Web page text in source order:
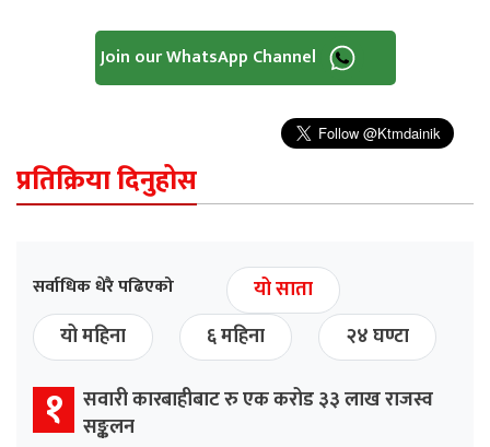
Join our WhatsApp Channel
प्रतिक्रिया दिनुहोस
सर्वाधिक धेरै पढिएको
यो साता
यो महिना
६ महिना २४ घण्टा
१ सवारी कारबाहीबाट रु एक करोड ३३ लाख राजस्व
सङ्कलन